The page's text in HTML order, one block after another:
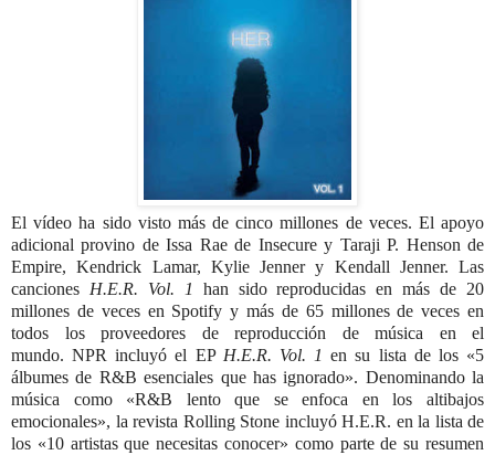
El vídeo ha sido visto más de cinco millones de veces. El apoyo
adicional provino de Issa Rae de Insecure y Taraji P. Henson de
Empire, Kendrick Lamar, Kylie Jenner y Kendall Jenner. Las
canciones H.E.R. Vol. 1
han sido reproducidas en más de 20
millones de veces en Spotify y más de 65 millones de veces en
todos los proveedores de reproducción de música en el
mundo.NPR incluyó el EP H.E.R. Vol. 1 en su lista de los «5
álbumes de R&B esenciales que has ignorado». Denominando la
música como «R&B lento que se enfoca en los altibajos
emocionales», la revista Rolling Stone incluyó H.E.R. en la lista de
los «10 artistas que necesitas conocer» como parte de su resumen